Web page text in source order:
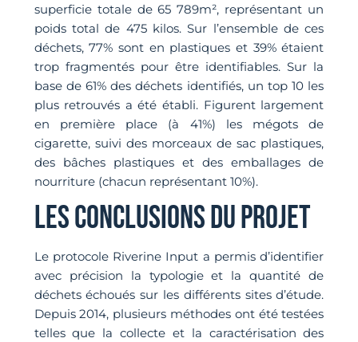
superficie totale de 65 789m², représentant un
poids total de 475 kilos. Sur l’ensemble de ces
déchets, 77% sont en plastiques et 39% étaient
trop fragmentés pour être identifiables. Sur la
base de 61% des déchets identifiés, un top 10 les
plus retrouvés a été établi. Figurent largement
en première place (à 41%) les mégots de
cigarette, suivi des morceaux de sac plastiques,
des bâches plastiques et des emballages de
nourriture (chacun représentant 10%).
LES CONCLUSIONS DU PROJET
Le protocole Riverine Input a permis d’identifier
avec précision la typologie et la quantité de
déchets échoués sur les différents sites d’étude.
Depuis 2014, plusieurs méthodes ont été testées
telles que la collecte et la caractérisation des